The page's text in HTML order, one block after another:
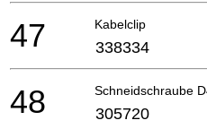
Kabelclip
47 338334
Schneidschraube
48 305720